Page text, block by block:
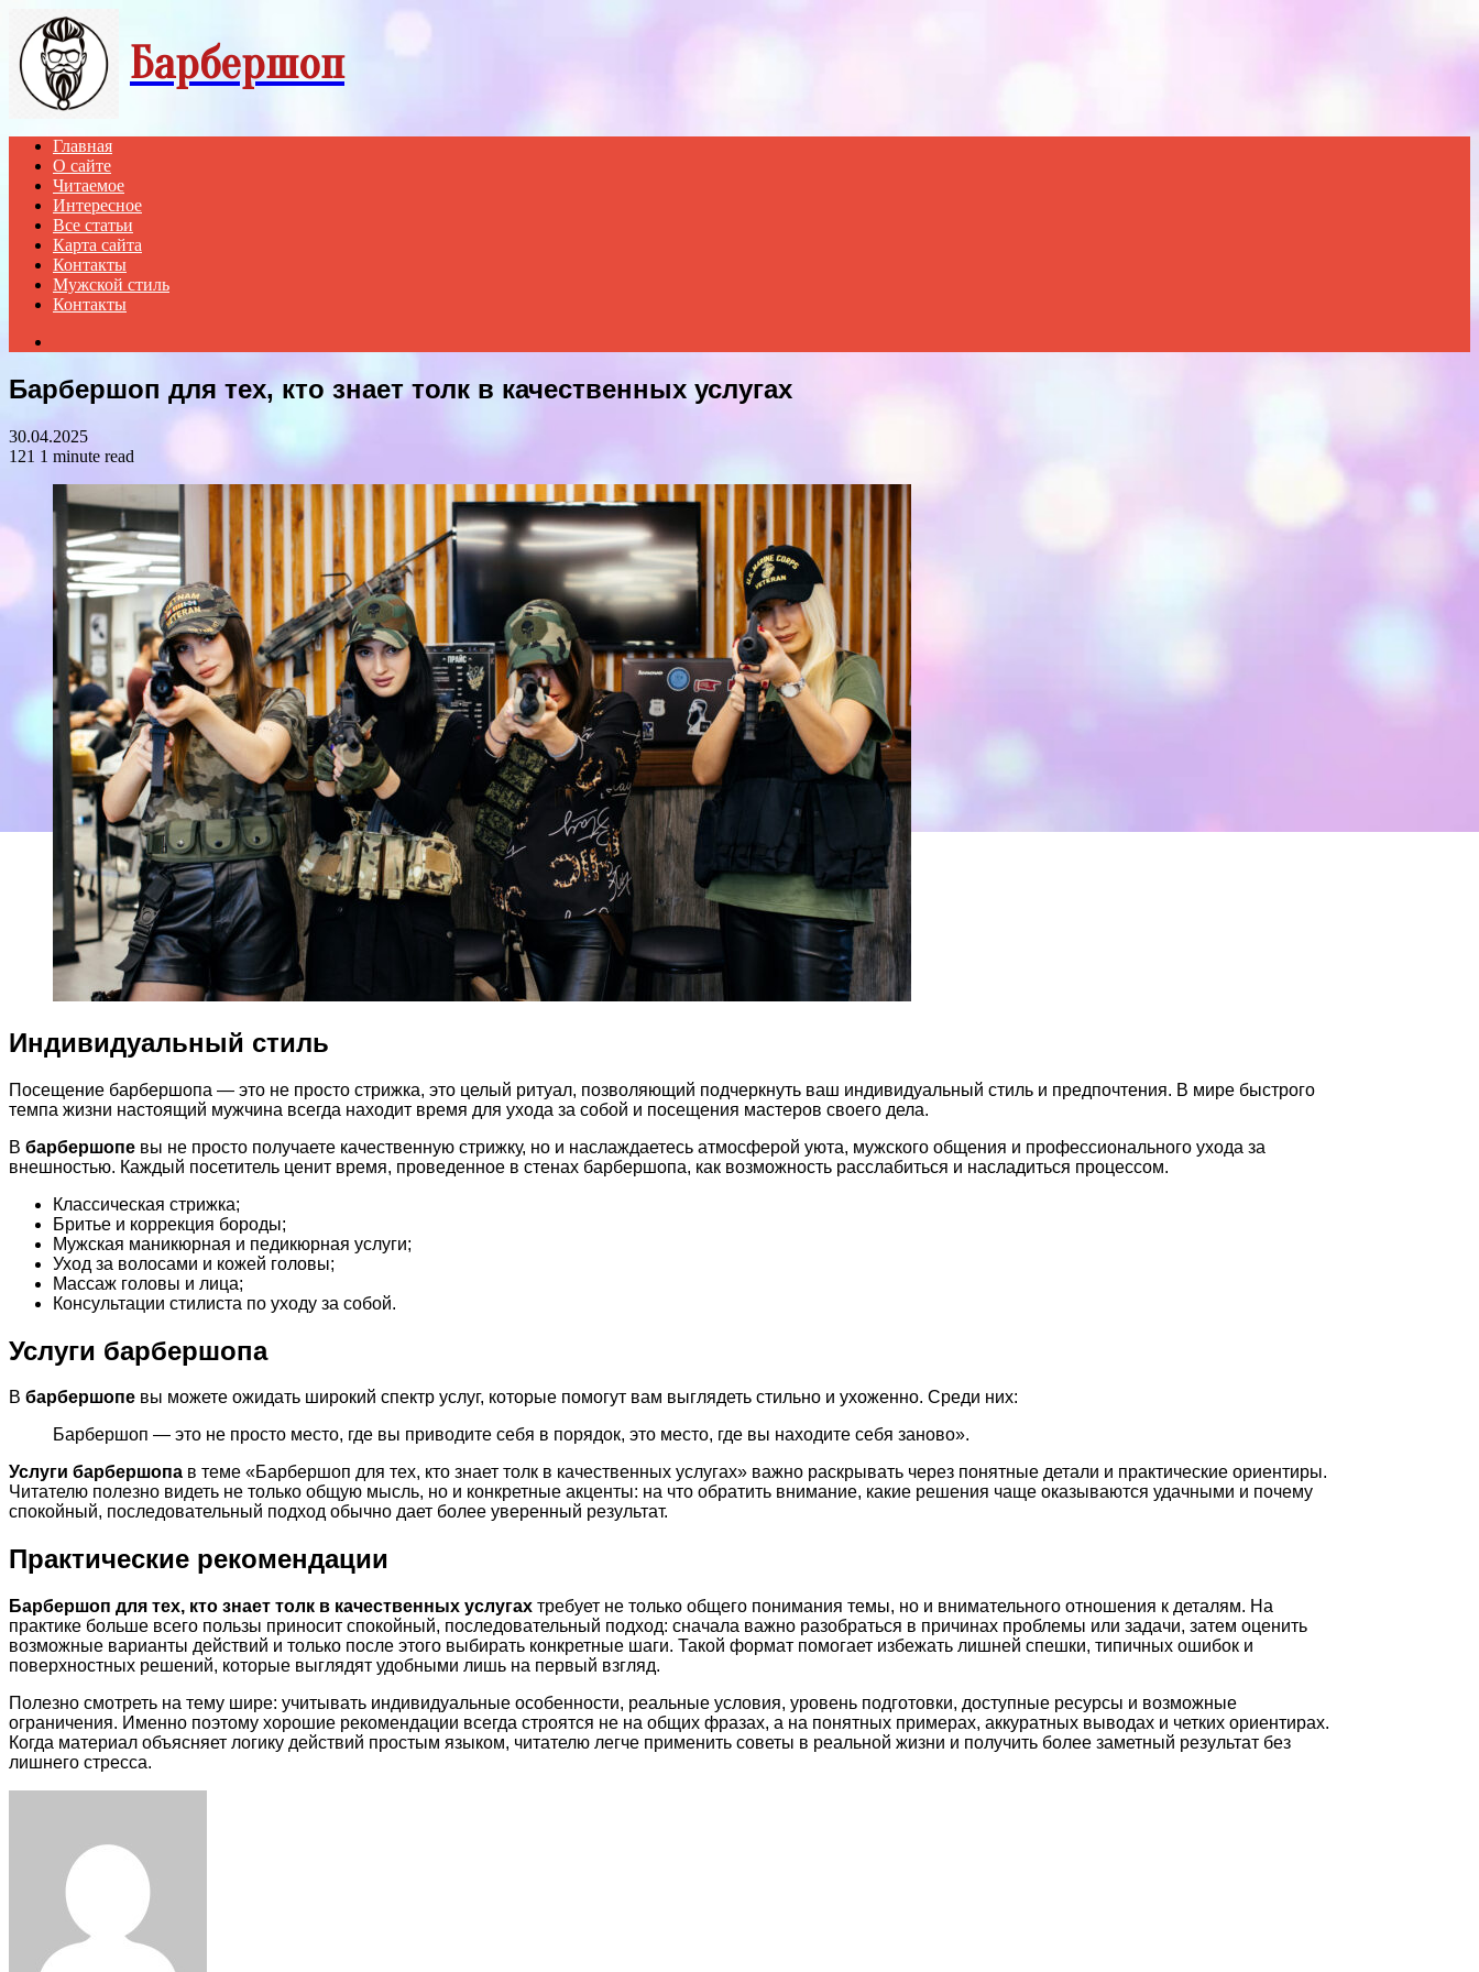
Барбершоп
Главная
О сайте
Читаемое
Интересное
Все статьи
Карта сайта
Контакты
Мужской стиль
Контакты
Барбершоп для тех, кто знает толк в качественных услугах
30.04.2025
121 1 minute read
Индивидуальный стиль
Посещение барбершопа — это не просто стрижка, это целый ритуал, позволяющий подчеркнуть ваш индивидуальный стиль и предпочтения. В мире быстрого
темпа жизни настоящий мужчина всегда находит время для ухода за собой и посещения мастеров своего дела.
В барбершопе вы не просто получаете качественную стрижку, но и наслаждаетесь атмосферой уюта, мужского общения и профессионального ухода за
внешностью. Каждый посетитель ценит время, проведенное в стенах барбершопа, как возможность расслабиться и насладиться процессом.
Классическая стрижка;
Бритье и коррекция бороды;
Мужская маникюрная и педикюрная услуги;
Уход за волосами и кожей головы;
Массаж головы и лица;
Консультации стилиста по уходу за собой.
Услуги барбершопа
В барбершопе вы можете ожидать широкий спектр услуг, которые помогут вам выглядеть стильно и ухоженно. Среди них:
Барбершоп — это не просто место, где вы приводите себя в порядок, это место, где вы находите себя заново».
Услуги барбершопа в теме «Барбершоп для тех, кто знает толк в качественных услугах» важно раскрывать через понятные детали и практические ориентиры.
Читателю полезно видеть не только общую мысль, но и конкретные акценты: на что обратить внимание, какие решения чаще оказываются удачными и почему
спокойный, последовательный подход обычно дает более уверенный результат.
Практические рекомендации
Барбершоп для тех, кто знает толк в качественных услугах требует не только общего понимания темы, но и внимательного отношения к деталям. На
практике больше всего пользы приносит спокойный, последовательный подход: сначала важно разобраться в причинах проблемы или задачи, затем оценить
возможные варианты действий и только после этого выбирать конкретные шаги. Такой формат помогает избежать лишней спешки, типичных ошибок и
поверхностных решений, которые выглядят удобными лишь на первый взгляд.
Полезно смотреть на тему шире: учитывать индивидуальные особенности, реальные условия, уровень подготовки, доступные ресурсы и возможные
ограничения. Именно поэтому хорошие рекомендации всегда строятся не на общих фразах, а на понятных примерах, аккуратных выводах и четких ориентирах.
Когда материал объясняет логику действий простым языком, читателю легче применить советы в реальной жизни и получить более заметный результат без
лишнего стресса.